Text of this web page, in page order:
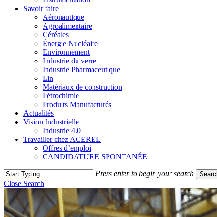
Savoir faire
Aéronautique
Agroalimentaire
Céréales
Énergie Nucléaire
Environnement
Industrie du verre
Industrie Pharmaceutique
Lin
Matériaux de construction
Pétrochimie
Produits Manufacturés
Actualités
Vision Industrielle
Industrie 4.0
Travailler chez ACEREL
Offres d’emploi
CANDIDATURE SPONTANÉE
Press enter to begin your search
Close Search